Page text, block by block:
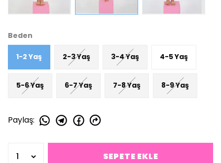
Beden
1-2 Yaş 2-3 Yaş 3-4 Yaş 4-5 Yaş
5-6 Yaş 6-7 Yaş 7-8 Yaş 8-9 Yaş
Paylaş:
SEPETE EKLE